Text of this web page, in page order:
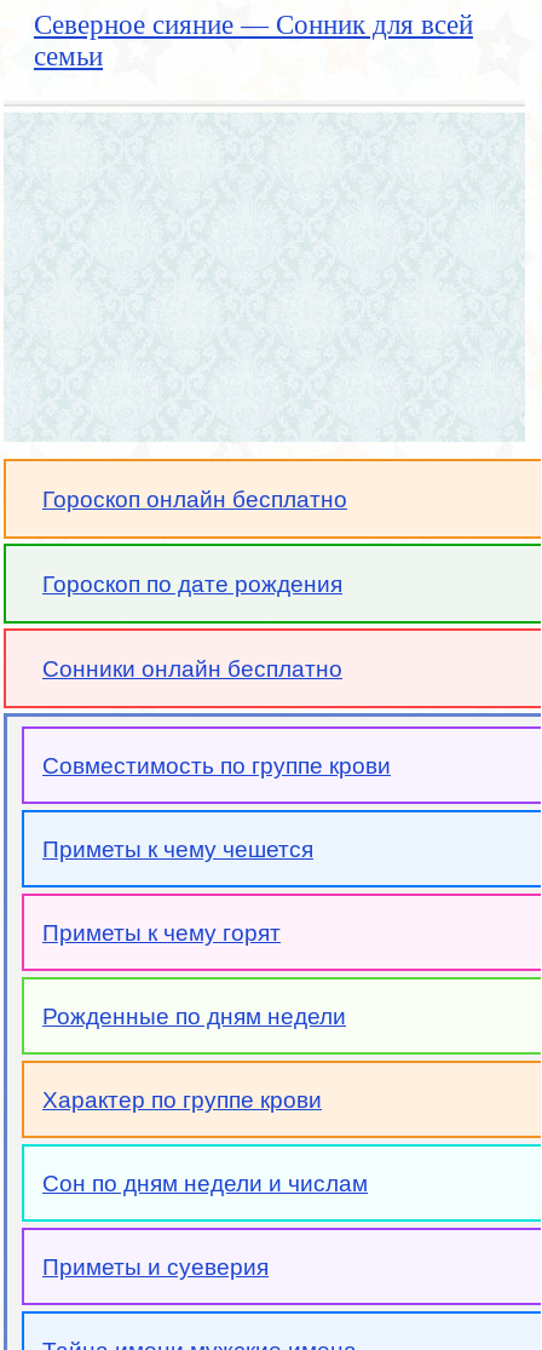
Северное сияние — Сонник для всей
семьи
Гороскоп онлайн бесплатно
Гороскоп по дате рождения
Сонники онлайн бесплатно
Совместимость по группе крови
Приметы к чему чешется
Приметы к чему горят
Рожденные по дням недели
Характер по группе крови
Сон по дням недели и числам
Приметы и суеверия